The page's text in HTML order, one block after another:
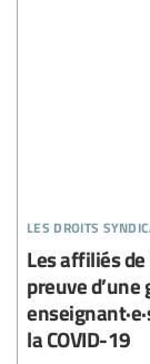
les droits
Les affiliés
preuve
la COVID-19